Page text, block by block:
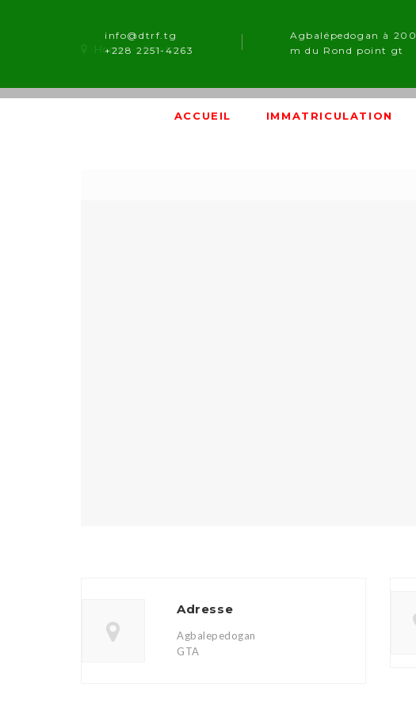
info@dtrf.tg
+228 2251-4263
Agbalépedogan à 200
m du Rond point gt
ACCUEIL IMMATRICULATION
Home - Contact
Adresse
Agbalepedogan
GTA